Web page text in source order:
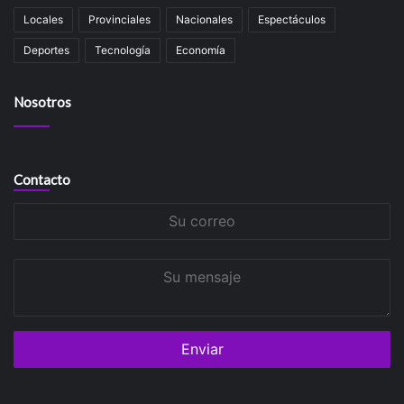
Locales Provinciales Nacionales Espectáculos
Deportes Tecnología Economía
Nosotros
Contacto